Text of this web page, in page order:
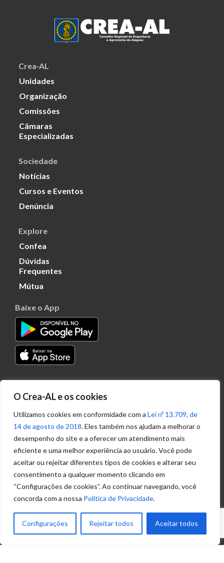
O Crea-AL e os cookies
Utilizamos cookies em conformidade com a Lei nº 13.709, de
14 de agosto de 2018. Eles também nos ajudam a melhorar o
desempenho do site e a oferecer um atendimento mais
eficiente e uma melhor experiência ao usuário. Você pode
aceitar ou rejeitar diferentes tipos de cookies e alterar seu
consentimento a qualquer momento clicando em
“Configurações de cookies”. Ao continuar navegando, você
concorda com a nossa Política de Privacidade.
Configurações Rejeitar todos Aceitar todos
Crea-AL
Unidades
Organização
Comissões
Câmaras
Especializadas
Sociedade
Notícias
Cursos e Eventos
Denúncia
Explore
Confea
Dúvidas
Frequentes
Mútua
Baixe o App
Transparência
Portal
Acesso à
Informação
Política de
Privacidade de
Ouvidoria
(82) 2123 0864
ouvidoria@crea-al.org.br
Fale Conosco